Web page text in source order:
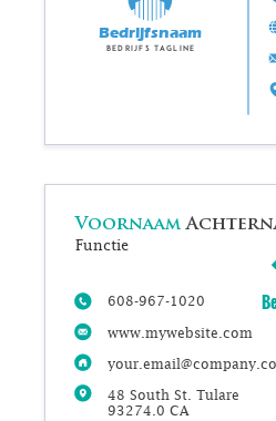
Bedrijfsnaam
Bedrijfs tagline
608-967-1020
www.mywebsite.com
48 South St. Tulare
93274.0 CA
Functie
Voornaam